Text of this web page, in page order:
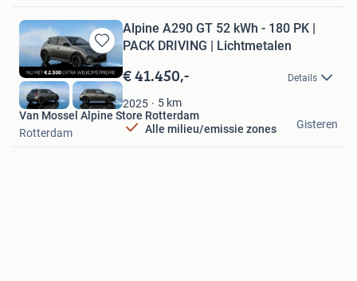
Bewaren
in
Mijn
Favorieten
Alpine A290 GT 52 kWh - 180 PK |
PACK DRIVING | Lichtmetalen
€ 41.450,- Details
2025 5 km
Alle milieu/emissie zones
Van Mossel Alpine Store Rotterdam
Rotterdam
Gisteren